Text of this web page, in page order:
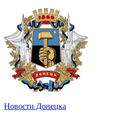
Новости Донецка